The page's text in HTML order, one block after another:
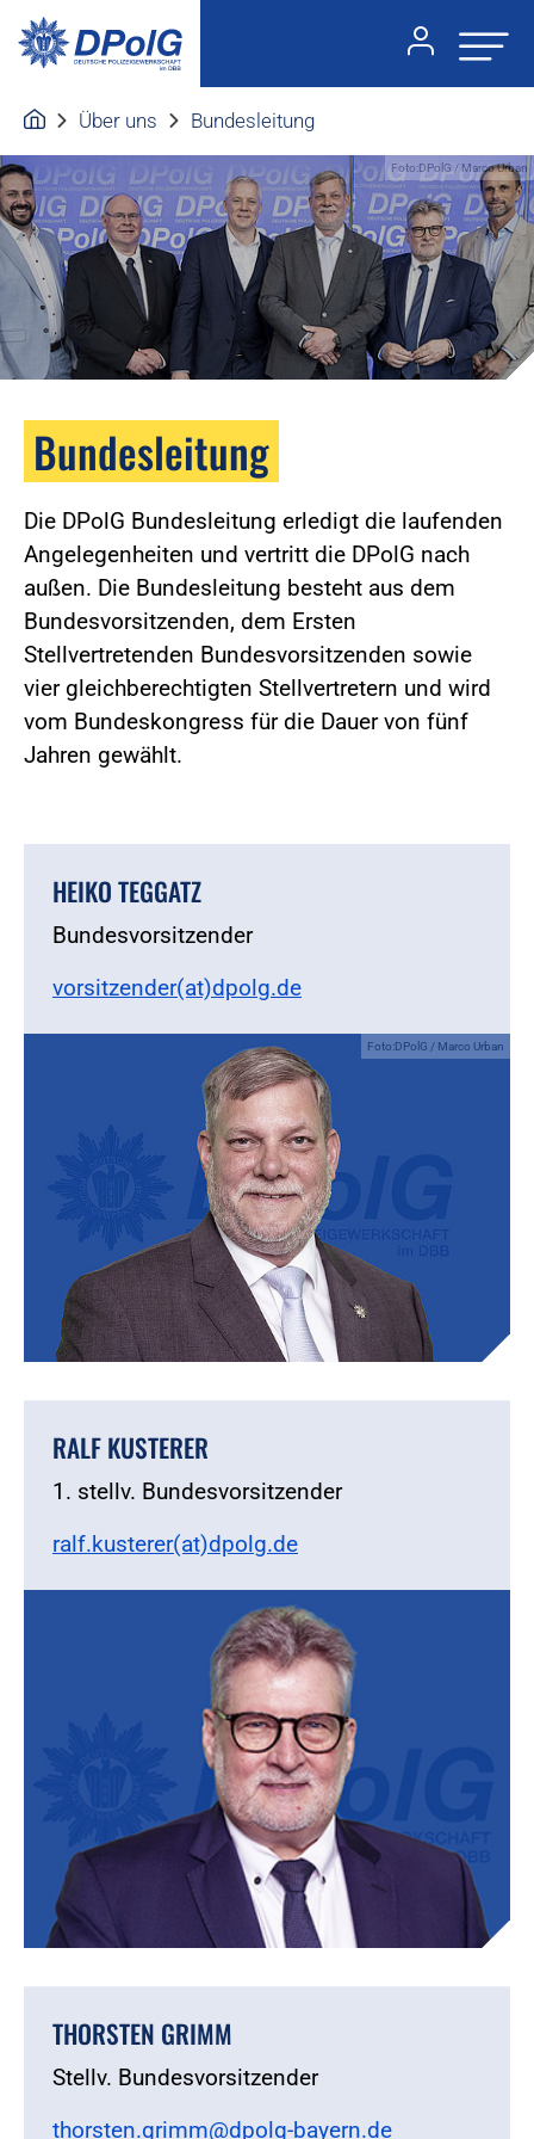
Über uns Bundesleitung
Foto:DPolG / Marco Urban
Bundesleitung
Die DPolG Bundesleitung erledigt die laufenden
Angelegenheiten und vertritt die DPolG nach
außen. Die Bundesleitung besteht aus dem
Bundesvorsitzenden, dem Ersten
Stellvertretenden Bundesvorsitzenden sowie
vier gleichberechtigten Stellvertretern und wird
vom Bundeskongress für die Dauer von fünf
Jahren gewählt.
HEIKO TEGGATZ
Bundesvorsitzender
vorsitzender(at)dpolg.de
Foto:DPolG / Marco Urban
RALF KUSTERER
1. stellv. Bundesvorsitzender
ralf.kusterer(at)dpolg.de
THORSTEN GRIMM
Stellv. Bundesvorsitzender
thorsten.grimm@dpolg-bayern.de